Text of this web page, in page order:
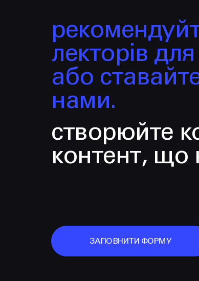
лекторів
або
нами.
створюйте
контент, що
ЗАПОВНИТИ ФОРМУ